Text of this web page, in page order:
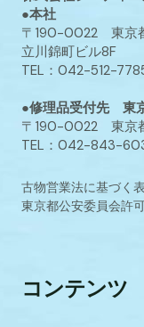
●本社
〒190-0022 東京
立川錦町ビル8F
TEL：042-512-
●修理品受付先 東
〒190-0022 東京
TEL：042-843-
古物営業法に基づく
東京都公安委員会許
コンテンツ